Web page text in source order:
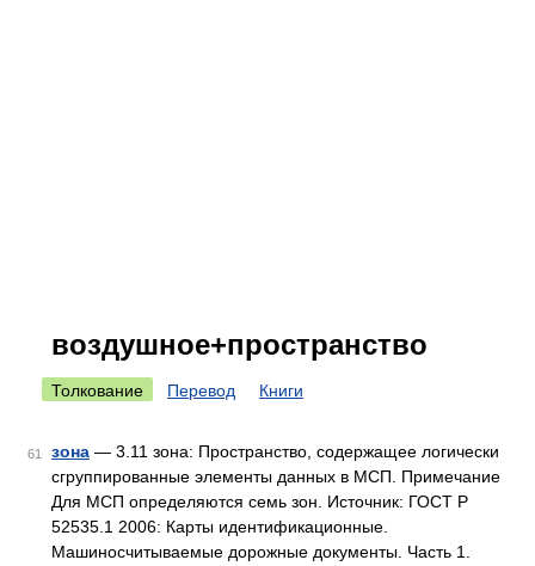
воздушное+пространство
Толкование Перевод Книги
61 зона — 3.11 зона: Пространство, содержащее логически
сгруппированные элементы данных в МСП. Примечание
Для МСП определяются семь зон. Источник: ГОСТ Р
52535.1 2006: Карты идентификационные.
Машиносчитываемые дорожные документы. Часть 1.